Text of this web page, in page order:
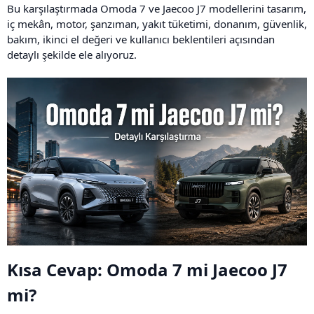
Bu karşılaştırmada Omoda 7 ve Jaecoo J7 modellerini tasarım,
iç mekân, motor, şanzıman, yakıt tüketimi, donanım, güvenlik,
bakım, ikinci el değeri ve kullanıcı beklentileri açısından
detaylı şekilde ele alıyoruz.
Kısa Cevap: Omoda 7 mi Jaecoo J7
mi?​